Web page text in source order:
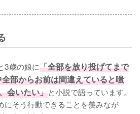
3歳の娘に「全部を放り投げてまで
部からお前は間違えていると嗤
会いたい」と小説で語っています。
にそう行動できることを羨みなが